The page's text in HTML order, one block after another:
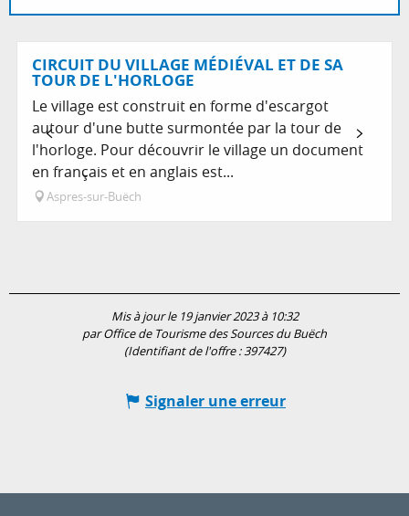
Sur place
CIRCUIT DU VILLAGE MÉDIÉVAL ET DE SA
TOUR DE L'HORLOGE
Le village est construit en forme d'escargot
autour d'une butte surmontée par la tour de
l'horloge. Pour découvrir le village un document
en français et en anglais est...
Aspres-sur-Buëch
Mis à jour le 19 janvier 2023 à 10:32
par Office de Tourisme des Sources du Buëch
(Identifiant de l'offre :397427)
Signaler une erreur